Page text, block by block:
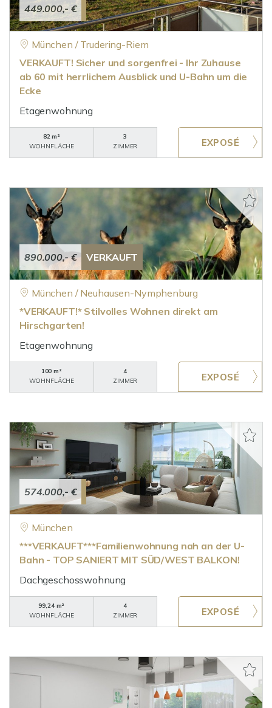
449.000,- €
München / Trudering-Riem
VERKAUFT! Sicher und sorgenfrei - Ihr Zuhause
ab 60 mit herrlichem Ausblick und U-Bahn um die
Ecke
Etagenwohnung
82 m²
WOHNFLÄCHE
3
ZIMMER
890.000,- € VERKAUFT
München / Neuhausen-Nymphenburg
*VERKAUFT!* Stilvolles Wohnen direkt am
Hirschgarten!
Etagenwohnung
100 m²
WOHNFLÄCHE
4
ZIMMER
574.000,- €
München
***VERKAUFT***Familienwohnung nah an der U-
Bahn - TOP SANIERT MIT SÜD/WEST BALKON!
Dachgeschosswohnung
99,24 m²
WOHNFLÄCHE
4
ZIMMER